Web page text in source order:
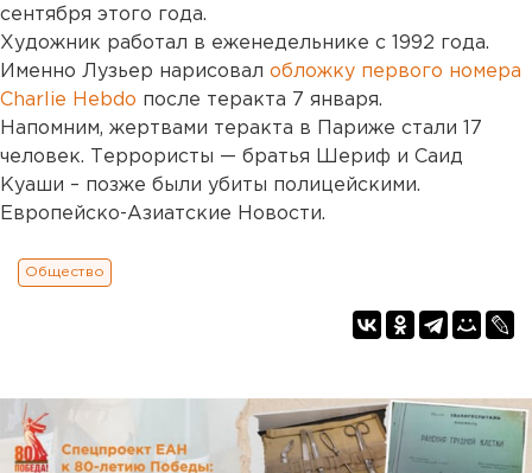
сентября этого года.
Художник работал в еженедельнике с 1992 года.
Именно Лузьер нарисовал обложку первого номера
Charlie Hebdo после теракта 7 января.
Напомним, жертвами теракта в Париже стали 17
человек. Террористы — братья Шериф и Саид
Куаши – позже были убиты полицейскими.
Европейско-Азиатские Новости.
Общество